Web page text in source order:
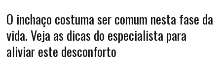
O inchaço costuma ser comum nesta fase da
vida. Veja as dicas do especialista para
aliviar este desconforto